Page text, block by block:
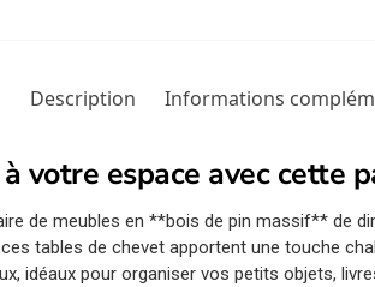
Description Informations
votre espace avec cette
de meubles en **bois de pin massif** de
tables de chevet apportent une touche
idéaux pour organiser vos petits objets,